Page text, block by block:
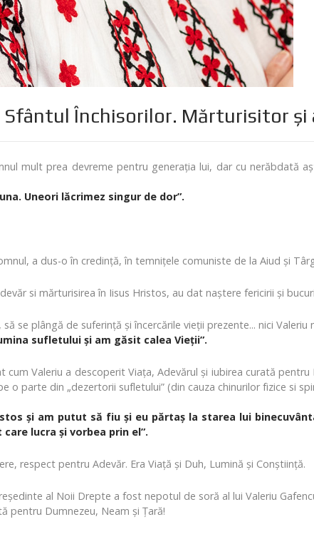
– Sfântul Închisorilor. Mărturisitor
mult prea devreme pentru generația lui, dar cu nerăbdată
Uneori lăcrimez singur de dor”.
a dus-o în credință, în temnițele comuniste de la Aiud și
si mărturisirea în Iisus Hristos, au dat naștere fericirii și
se plângă de suferință și încercările vieții prezente... nici
sufletului și am găsit calea Vieții”.
cum Valeriu a descoperit Viața, Adevărul și iubirea curată
o parte din „dezertorii sufletului” (din cauza chinurilor fizice si
și am putut să fiu și eu părtaș la starea lui
lucra și vorbea prin el”.
respect pentru Adevăr. Era Viață și Duh, Lumină și Conștiință.
al Noii Drepte a fost nepotul de soră al lui Valeriu
pentru Dumnezeu, Neam și Țară!